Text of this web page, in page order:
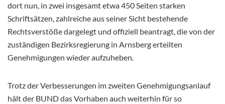
dort nun, in zwei insgesamt etwa 450 Seiten starken
Schriftsätzen, zahlreiche aus seiner Sicht bestehende
Rechtsverstöße dargelegt und offiziell beantragt, die von der
zuständigen Bezirksregierung in Arnsberg erteilten
Genehmigungen wieder aufzuheben.
Trotz der Verbesserungen im zweiten Genehmigungsanlauf
hält der BUND das Vorhaben auch weiterhin für so